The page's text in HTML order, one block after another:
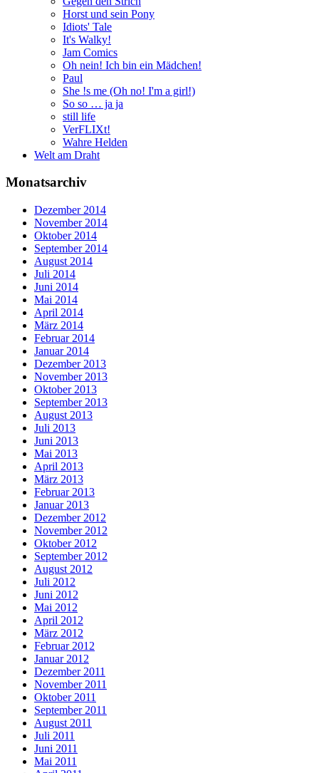
Horst und sein Pony
Idiots' Tale
It's Walky!
Jam Comics
Oh nein! Ich bin ein Mädchen!
Paul
She !s me (Oh no! I'm a girl!)
So so … ja ja
still life
VerFLIXt!
Wahre Helden
Welt am Draht
Monatsarchiv
Dezember 2014
November 2014
Oktober 2014
September 2014
August 2014
Juli 2014
Juni 2014
Mai 2014
April 2014
März 2014
Februar 2014
Januar 2014
Dezember 2013
November 2013
Oktober 2013
September 2013
August 2013
Juli 2013
Juni 2013
Mai 2013
April 2013
März 2013
Februar 2013
Januar 2013
Dezember 2012
November 2012
Oktober 2012
September 2012
August 2012
Juli 2012
Juni 2012
Mai 2012
April 2012
März 2012
Februar 2012
Januar 2012
Dezember 2011
November 2011
Oktober 2011
September 2011
August 2011
Juli 2011
Juni 2011
Mai 2011